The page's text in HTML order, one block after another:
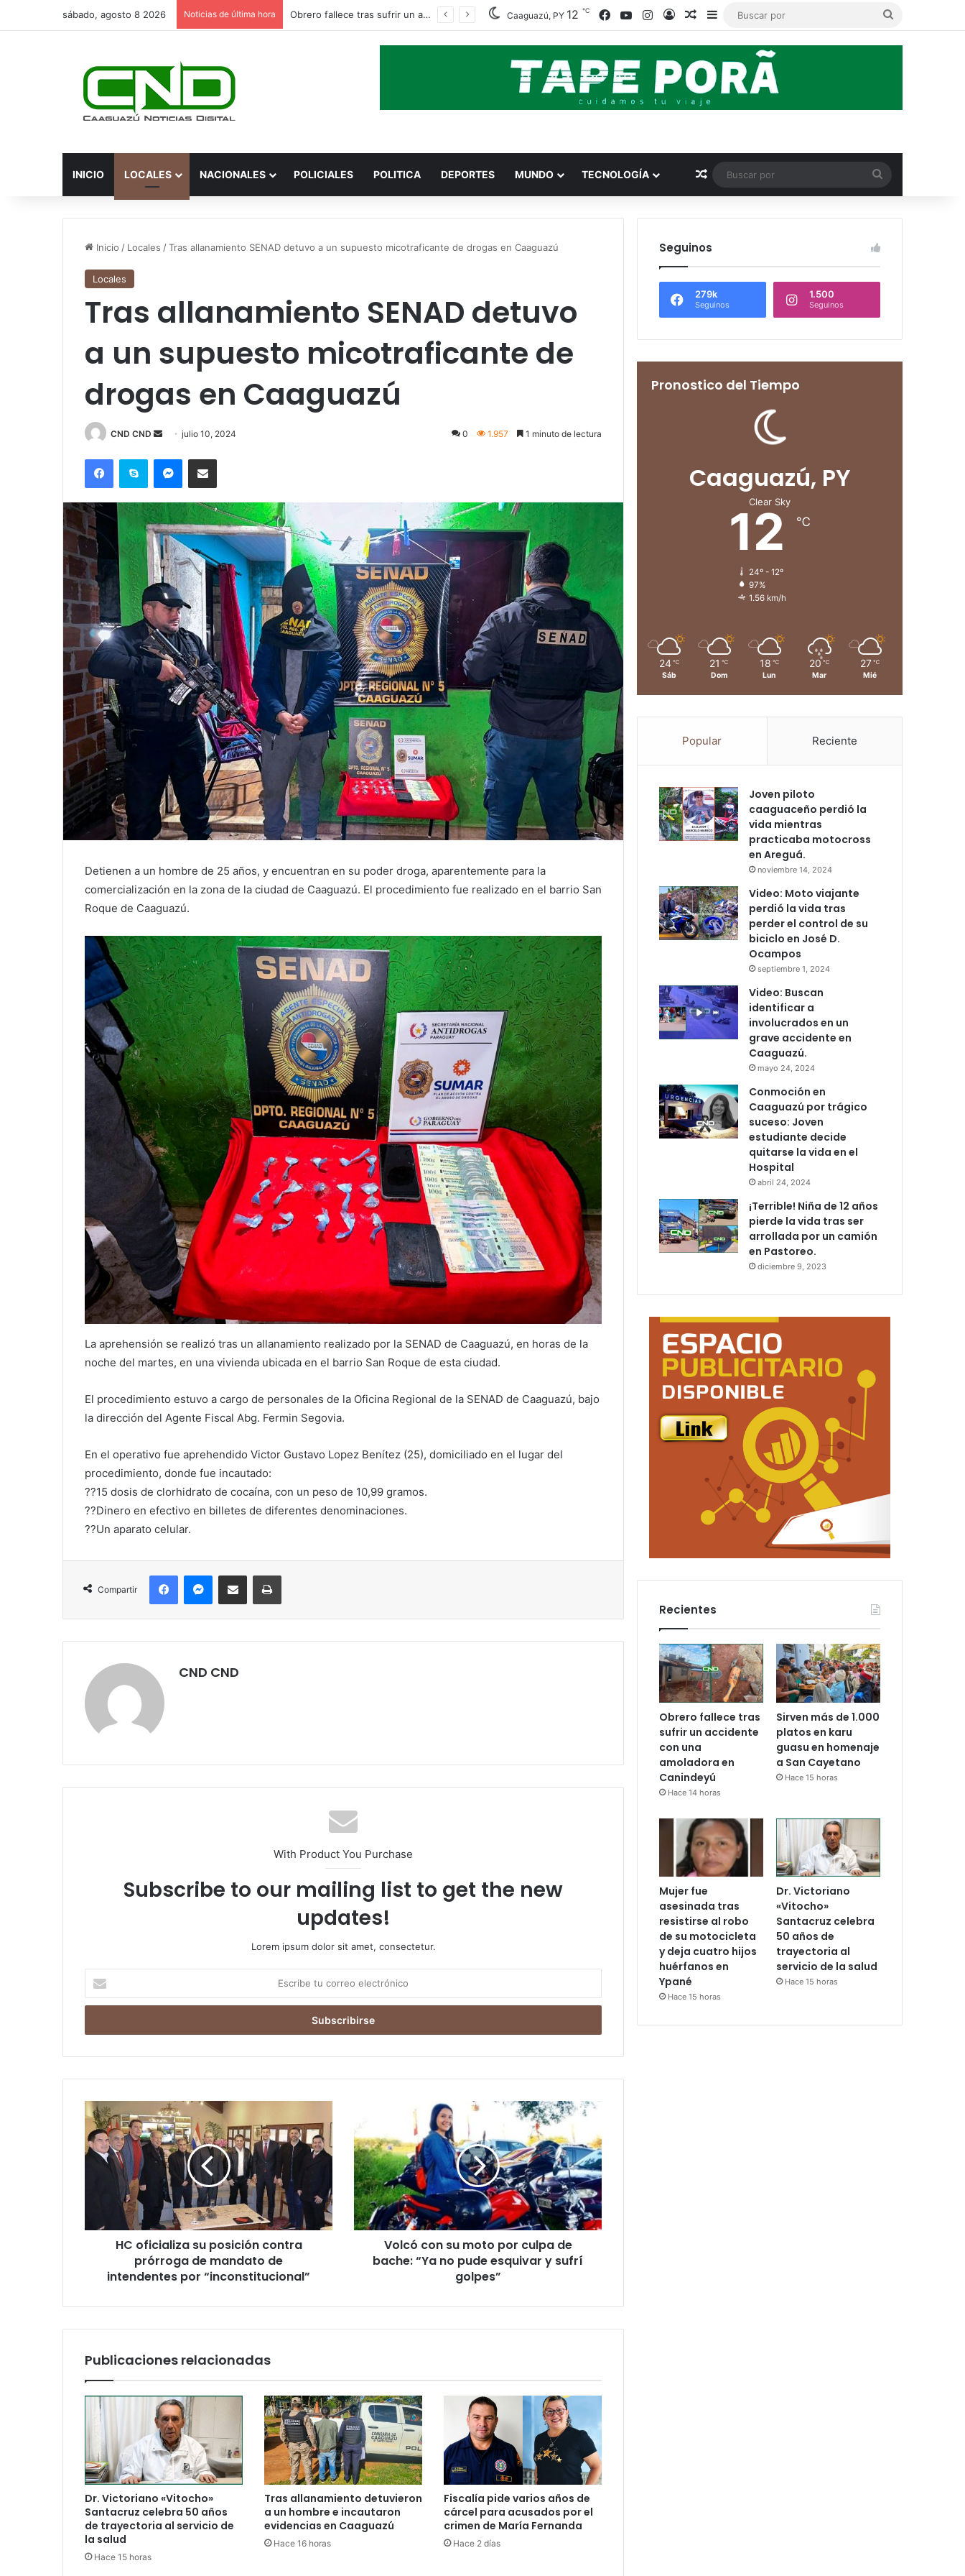
sábado, agosto 8 2026 Noticias de última hora Obrero fallece tras sufrir un accidente con una amoladora en Canindeyú Caaguazú, PY 12 ℃ Facebook
YouTubeInstagram
AccesoPublicación al azar
Barra lateral
INICIO LOCALES NACIONALES POLICIALES POLITICA DEPORTES MUNDO TECNOLOGÍA Publicación al azar
por
Inicio / Locales /Tras allanamiento SENAD detuvo a un supuesto micotraficante de drogas en Caaguazú
Locales
Tras allanamiento SENAD detuvo
a un supuesto micotraficante de
drogas en Caaguazú
CND CND
Send
email
julio 10, 2024 0 1.957 1 minuto de lectura
FacebookSkype MessengerCompartir por correo electrónico
Detienen a un hombre de 25 años, y encuentran en su poder droga, aparentemente para la
comercialización en la zona de la ciudad de Caaguazú. El procedimiento fue realizado en el barrio San
Roque de Caaguazú.
La aprehensión se realizó tras un allanamiento realizado por la SENAD de Caaguazú, en horas de la
noche del martes, en una vivienda ubicada en el barrio San Roque de esta ciudad.
El procedimiento estuvo a cargo de personales de la Oficina Regional de la SENAD de Caaguazú, bajo
la dirección del Agente Fiscal Abg. Fermin Segovia.
En el operativo fue aprehendido Victor Gustavo Lopez Benítez (25), domiciliado en el lugar del
procedimiento, donde fue incautado:
??15 dosis de clorhidrato de cocaína, con un peso de 10,99 gramos.
??Dinero en efectivo en billetes de diferentes denominaciones.
??Un aparato celular.
Compartir
FacebookMessengerCompartir por correo electrónicoImprimir
CND CND
With Product You Purchase
Subscribe to our mailing list to get the new
updates!
Lorem ipsum dolor sit amet, consectetur.
correo
HC oficializa su posición contra
prórroga de mandato de
intendentes por “inconstitucional”
Volcó con su moto por culpa de
bache: “Ya no pude esquivar y sufrí
golpes”
Publicaciones relacionadas
Dr. Victoriano «Vitocho»
Santacruz celebra 50 años
de trayectoria al servicio de
la salud
Hace 15 horas
Tras allanamiento detuvieron
a un hombre e incautaron
evidencias en Caaguazú
Hace 16 horas
Fiscalía pide varios años de
cárcel para acusados por el
crimen de María Fernanda
Hace 2 días
Seguinos
279k
Seguinos
1.500
Seguinos
Pronostico del Tiempo
Caaguazú, PY
Clear Sky
12 ℃
24º - 12º
97%
1.56 km/h
24 ℃
Sáb
21 ℃
Dom
18 ℃
Lun
20 ℃
Mar
27 ℃
Mié
Popular Reciente
Joven piloto
caaguaceño perdió la
vida mientras
practicaba motocross
en Areguá.
noviembre 14, 2024
Video: Moto viajante
perdió la vida tras
perder el control de su
biciclo en José D.
Ocampos
septiembre 1, 2024
Video: Buscan
identificar a
involucrados en un
grave accidente en
Caaguazú.
mayo 24, 2024
Conmoción en
Caaguazú por trágico
suceso: Joven
estudiante decide
quitarse la vida en el
Hospital
abril 24, 2024
¡Terrible! Niña de 12 años
pierde la vida tras ser
arrollada por un camión
en Pastoreo.
diciembre 9, 2023
Recientes
Obrero fallece tras
sufrir un accidente
con una
amoladora en
Canindeyú
Hace 14 horas
Sirven más de 1.000
platos en karu
guasu en homenaje
a San Cayetano
Hace 15 horas
Mujer fue
asesinada tras
resistirse al robo
de su motocicleta
y deja cuatro hijos
huérfanos en
Ypané
Hace 15 horas
Dr. Victoriano
«Vitocho»
Santacruz celebra
50 años de
trayectoria al
servicio de la salud
Hace 15 horas